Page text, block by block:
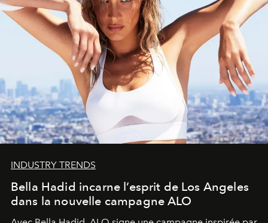
INDUSTRY TRENDS
Bella Hadid incarne l’esprit de Los Angeles
dans la nouvelle campagne ALO